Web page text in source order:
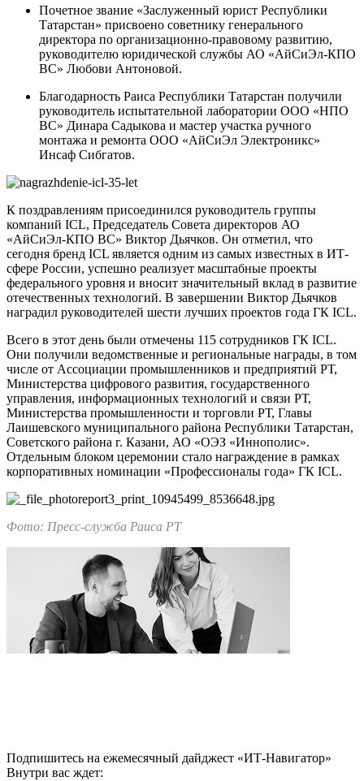
Почетное звание «Заслуженный юрист Республики
Татарстан» присвоено советнику генерального
директора по организационно-правовому развитию,
руководителю юридической службы АО «АйСиЭл-КПО
ВС» Любови Антоновой.
Благодарность Раиса Республики Татарстан получили
руководитель испытательной лаборатории ООО «НПО
ВС» Динара Садыкова и мастер участка ручного
монтажа и ремонта ООО «АйСиЭл Электроникс»
Инсаф Сибгатов.
К поздравлениям присоединился руководитель группы
компаний ICL, Председатель Совета директоров АО
«АйСиЭл-КПО ВС» Виктор Дьячков. Он отметил, что
сегодня бренд ICL является одним из самых известных в ИТ-
сфере России, успешно реализует масштабные проекты
федерального уровня и вносит значительный вклад в развитие
отечественных технологий. В завершении Виктор Дьячков
наградил руководителей шести лучших проектов года ГК ICL.
Всего в этот день были отмечены 115 сотрудников ГК ICL.
Они получили ведомственные и региональные награды, в том
числе от Ассоциации промышленников и предприятий РТ,
Министерства цифрового развития, государственного
управления, информационных технологий и связи РТ,
Министерства промышленности и торговли РТ, Главы
Лаишевского муниципального района Республики Татарстан,
Советского района г. Казани, АО «ОЭЗ «Иннополис».
Отдельным блоком церемонии стало награждение в рамках
корпоративных номинации «Профессионалы года» ГК ICL.
Фото: Пресс-служба Раиса РТ
Подпишитесь на ежемесячный дайджест «ИТ-Навигатор»
Внутри вас ждет: